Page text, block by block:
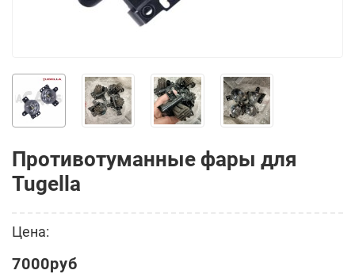
Противотуманные фары для
Tugella
Цена:
7000руб